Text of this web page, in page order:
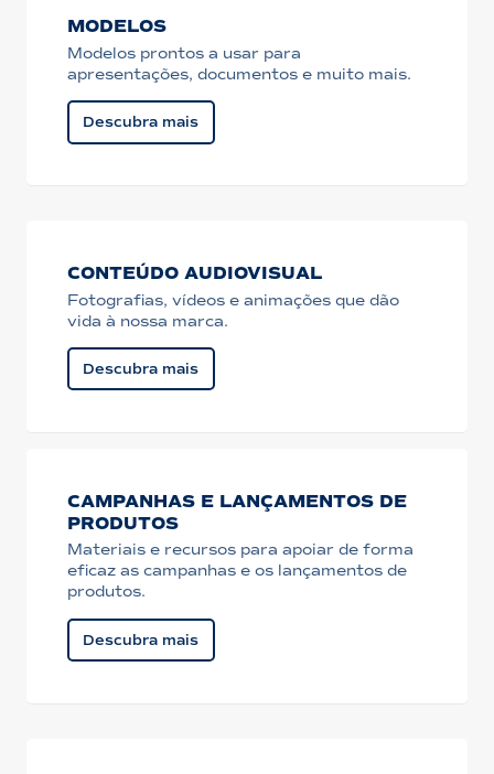
MODELOS
Modelos prontos a usar para
apresentações, documentos e muito mais.
Descubra mais
CONTEÚDO AUDIOVISUAL
Fotografias, vídeos e animações que dão
vida à nossa marca.
Descubra mais
CAMPANHAS E LANÇAMENTOS DE
PRODUTOS
Materiais e recursos para apoiar de forma
eficaz as campanhas e os lançamentos de
produtos.
Descubra mais